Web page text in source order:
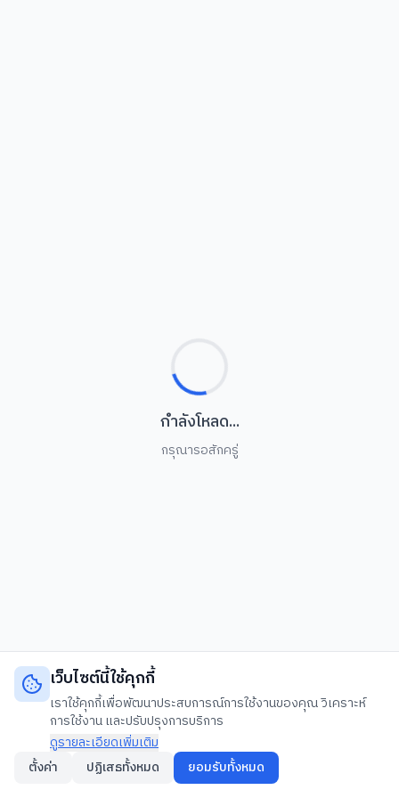
กำลังโหลด...
กรุณารอสักครู่
เว็บไซต์นี้ใช้คุกกี้
เราใช้คุกกี้เพื่อพัฒนาประสบการณ์การใช้งานของคุณ วิเคราะห์
การใช้งาน และปรับปรุงการบริการ
ดูรายละเอียดเพิ่มเติม
ตั้งค่า
ปฏิเสธทั้งหมด ยอมรับทั้งหมด